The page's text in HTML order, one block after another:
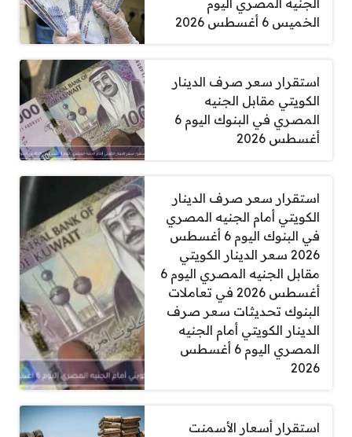
الجنيه المصري اليوم
الخميس 6 أغسطس 2026
استقرار سعر صرف الدينار
الكويتي مقابل الجنيه
المصري في البنوك اليوم 6
أغسطس 2026
استقرار سعر صرف الدينار
الكويتي أمام الجنيه المصري
في البنوك اليوم 6 أغسطس
2026 سعر الدينار الكويتي
مقابل الجنيه المصري اليوم 6
أغسطس 2026 في تعاملات
البنوك تحديثات سعر صرف
الدينار الكويتي أمام الجنيه
المصري اليوم 6 أغسطس
2026
استقرار أسعار الأسمنت